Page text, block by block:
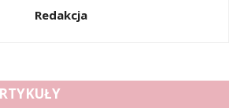
Redakcja